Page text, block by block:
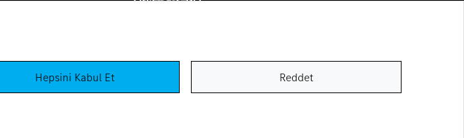
Hepsini Kabul Et Reddet